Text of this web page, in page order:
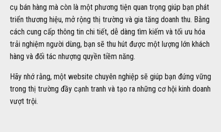
cụ bán hàng mà còn là một phương tiện quan trọng giúp bạn phát
triển thương hiệu, mở rộng thị trường và gia tăng doanh thu. Bằng
cách cung cấp thông tin chi tiết, dễ dàng tìm kiếm và tối ưu hóa
trải nghiệm người dùng, bạn sẽ thu hút được một lượng lớn khách
hàng và đối tác nhượng quyền tiềm năng.
Hãy nhớ rằng, một website chuyên nghiệp sẽ giúp bạn đứng vững
trong thị trường đầy cạnh tranh và tạo ra những cơ hội kinh doanh
vượt trội.